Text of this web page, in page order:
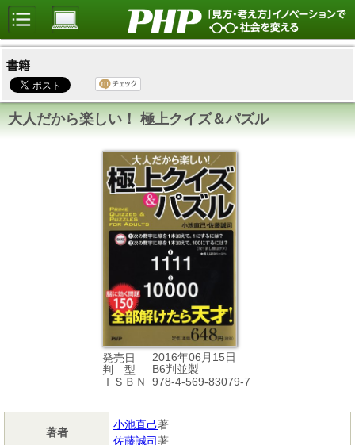
書籍
大人だから楽しい！ 極上クイズ＆パズル
発売日
2016年06月15日
判 型
B6判並製
ＩＳＢＮ
978-4-569-83079-7
著者
小池直己著
佐藤誠司著